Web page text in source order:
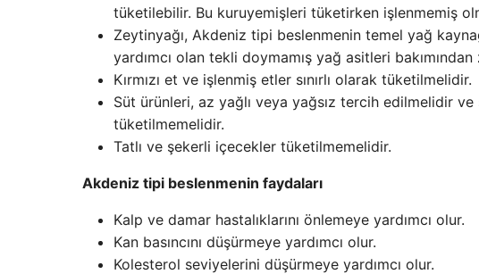
tüketilebilir. Bu kuruyemişleri tüketirken işlenmemiş
Zeytinyağı, Akdeniz tipi beslenmenin temel yağ
yardımcı olan tekli doymamış yağ asitleri bakımından
Kırmızı et ve işlenmiş etler sınırlı olarak tüketilmelidir.
Süt ürünleri, az yağlı veya yağsız tercih edilmelidir
tüketilmemelidir.
Tatlı ve şekerli içecekler tüketilmemelidir.
Akdeniz tipi beslenmenin faydaları
Kalp ve damar hastalıklarını önlemeye yardımcı olur.
Kan basıncını düşürmeye yardımcı olur.
Kolesterol seviyelerini düşürmeye yardımcı olur.